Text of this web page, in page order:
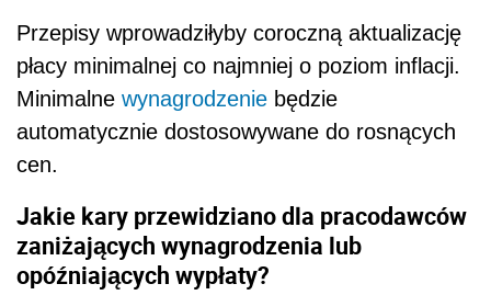
Przepisy wprowadziłyby coroczną aktualizację
płacy minimalnej co najmniej o poziom inflacji.
Minimalne wynagrodzenie będzie
automatycznie dostosowywane do rosnących
cen.
Jakie kary przewidziano dla pracodawców
zaniżających wynagrodzenia lub
opóźniających wypłaty?